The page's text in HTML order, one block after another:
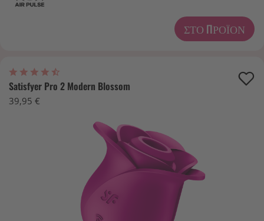
ΣΤΟ ΠΡΟΪΌΝ
Satisfyer Pro 2 Modern Blossom
39,95 €